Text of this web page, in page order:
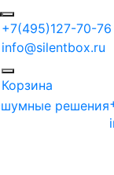
+7(495)127-70-76
info@silentbox.ru
Корзина